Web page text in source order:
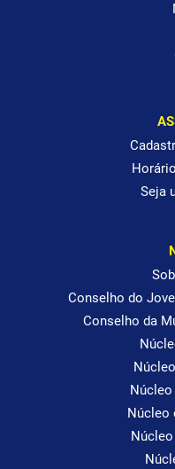
Seja
Conselho do
Conselho da
Núcleo